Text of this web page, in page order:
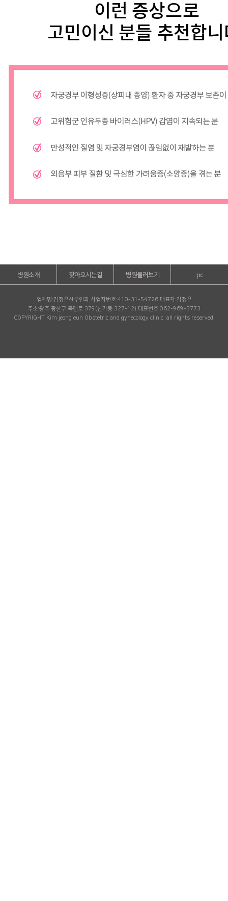
병원소개 찾아오시는길 병원둘러보기 pc
업체명:김정은산부인과 사업자번호:410-31-54726 대표자:김정은
주소:광주 광산구 목련로 379(신가동 327-12) 대표번호:062-969-3773
COPYRIGHT Kim jeong eun Obstetric and gynecology clinic. all rights reserved.